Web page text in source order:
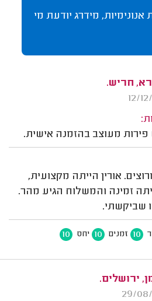
מידרג יודעת מי
חריש.
מעוצב בהזמנה אישית.
אורין הייתה מקצועית,
זמינה והמשלוח הגיע מהר.
שביקשתי.
10 זמנים 10 יחס 10
ירושלים.